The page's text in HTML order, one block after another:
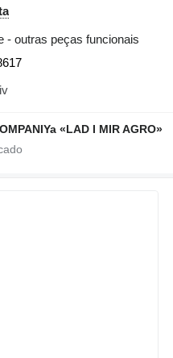
- outras peças funcionais
«LAD I MIR AGRO»